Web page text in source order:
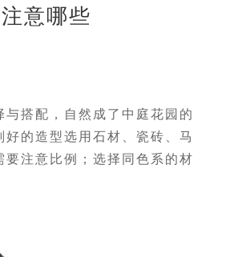
意哪些
搭配，自然成了中庭花园的
的造型选用石材、瓷砖、马
注意比例；选择同色系的材